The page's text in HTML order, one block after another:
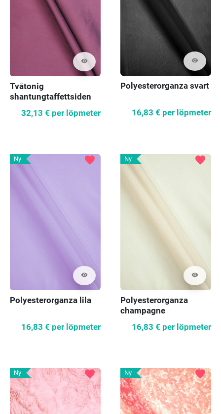
visibility
Tvåtonig
shantungtaffettsiden
32,13 € per löpmeter
visibility
Polyesterorganza svart
16,83 € per löpmeter
Ny
visibility
favorite
Polyesterorganza lila
16,83 € per löpmeter
Ny
visibility
favorite
Polyesterorganza
champagne
16,83 € per löpmeter
Ny favorite Ny favorite